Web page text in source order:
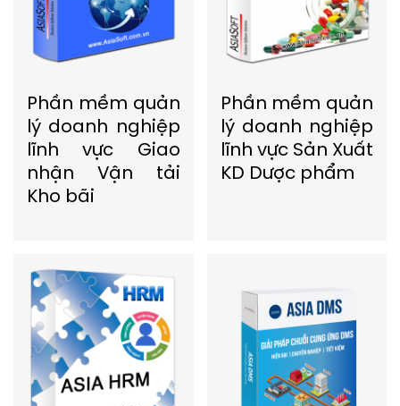
Phần mềm quản
lý doanh nghiệp
lĩnh vực Giao
nhận Vận tải
Kho bãi
Phần mềm quản
lý doanh nghiệp
lĩnh vực Sản Xuất
KD Dược phẩm